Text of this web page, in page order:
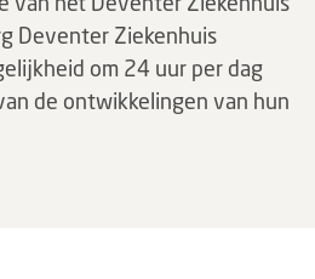
Deventer Ziekenhuis
om 24 uur per dag
de ontwikkelingen van hun